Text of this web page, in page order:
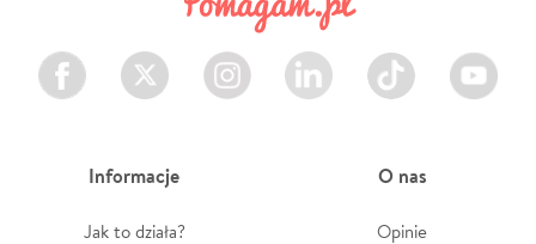
Facebook Twitter Instagram LinkedIn TikTok Youtube
Informacje
Jak to działa?
O nas
Opinie